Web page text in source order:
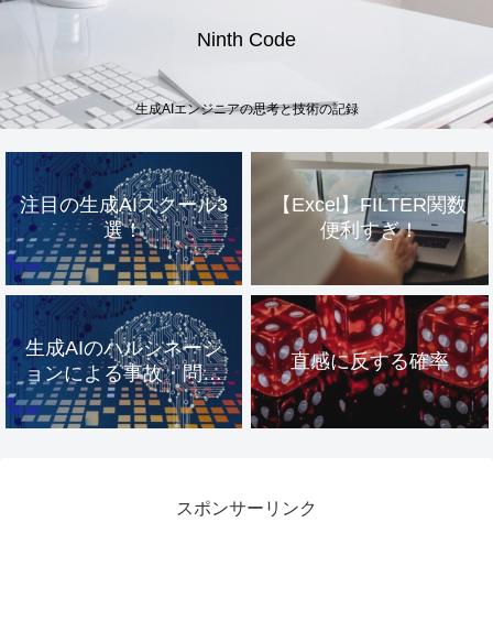
Ninth Code
生成AIエンジニアの思考と技術の記録
注目の生成AIスクール3
選！
【Excel】FILTER関数
便利すぎ！
生成AIのハルシネーシ
ョンによる事故・問題
事例
直感に反する確率
スポンサーリンク